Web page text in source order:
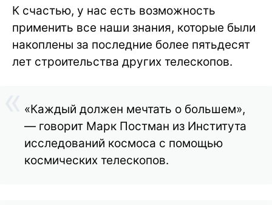
К счастью, у нас есть возможность
применить все наши знания, которые были
накоплены за последние более пятьдесят
лет строительства других телескопов.
«Каждый должен мечтать о большем»,
— говорит Марк Постман из Института
исследований космоса с помощью
космических телескопов.